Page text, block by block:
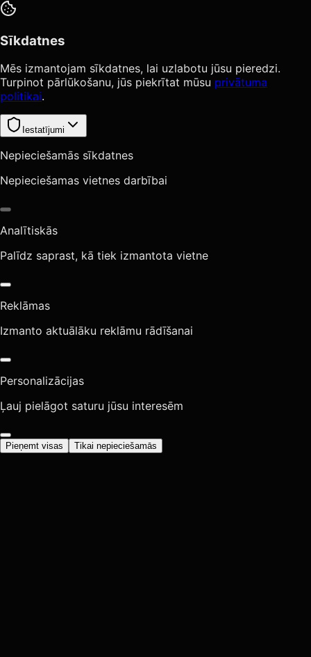
Sīkdatnes
Mēs izmantojam sīkdatnes, lai uzlabotu jūsu pieredzi.
Turpinot pārlūkošanu, jūs piekrītat mūsu privātuma
politikai.
Iestatījumi
Nepieciešamās sīkdatnes
Nepieciešamas vietnes darbībai
Analītiskās
Palīdz saprast, kā tiek izmantota vietne
Reklāmas
Izmanto aktuālāku reklāmu rādīšanai
Personalizācijas
Ļauj pielāgot saturu jūsu interesēm
Pieņemt visas Tikai nepieciešamās